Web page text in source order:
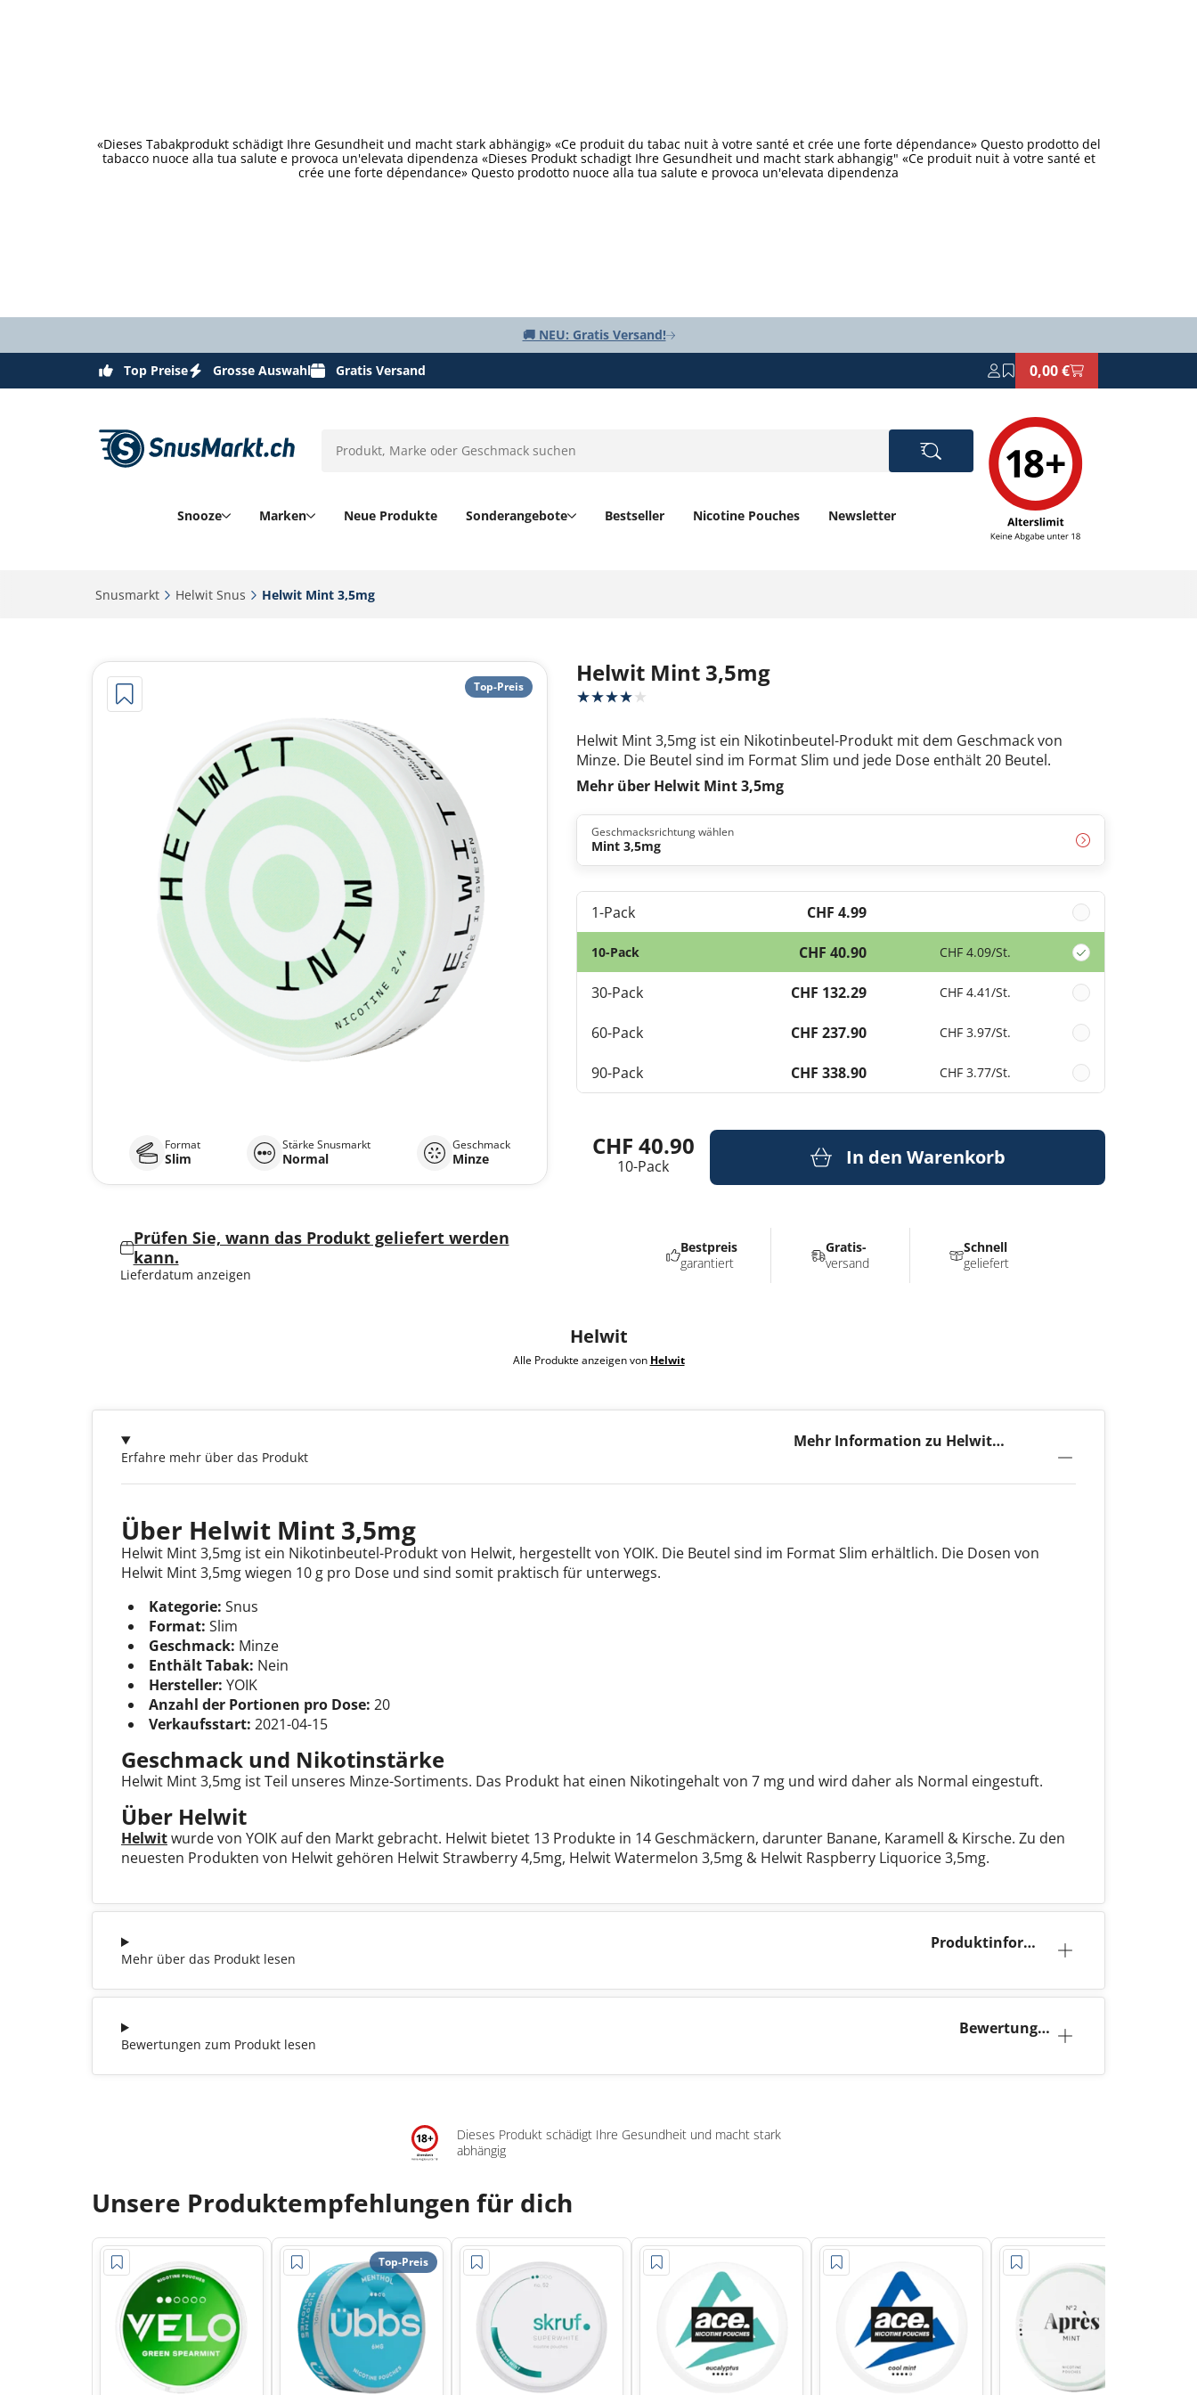
«Dieses Tabakprodukt schädigt Ihre Gesundheit und macht stark abhängig» «Ce produit du tabac nuit à votre santé et crée une forte dépendance» Questo prodotto del
tabacco nuoce alla tua salute e provoca un'elevata dipendenza «Dieses Produkt schadigt Ihre Gesundheit und macht stark abhangig" «Ce produit nuit à votre santé et
crée une forte dépendance» Questo prodotto nuoce alla tua salute e provoca un'elevata dipendenza
🚚 NEU: Gratis Versand!
Top Preise Grosse Auswahl Gratis Versand 0,00 €
Snooze Marken Neue Produkte Sonderangebote Bestseller Nicotine Pouches Newsletter
Snusmarkt‎ Helwit Snus‎ Helwit Mint 3,5mg‎
Top-Preis Helwit Mint 3,5mg
Helwit Mint 3,5mg ist ein Nikotinbeutel-Produkt mit dem Geschmack von
Minze. Die Beutel sind im Format Slim und jede Dose enthält 20 Beutel.
Mehr über Helwit Mint 3,5mg
Format
Slim
Stärke Snusmarkt
Normal
Geschmack
Minze
Geschmacksrichtung wählen
Mint 3,5mg
1-Pack CHF 4.99
10-Pack CHF 40.90 CHF 4.09/St.
30-Pack CHF 132.29 CHF 4.41/St.
60-Pack CHF 237.90 CHF 3.97/St.
90-Pack CHF 338.90 CHF 3.77/St.
CHF 40.90
10-Pack In den Warenkorb
Prüfen Sie, wann das Produkt geliefert werden
kann.
Lieferdatum anzeigen
Mehr Information zu Helwit
Erfahre mehr über das Produkt
Über Helwit Mint 3,5mg
Helwit Mint 3,5mg ist ein Nikotinbeutel-Produkt von Helwit, hergestellt von YOIK. Die Beutel sind im Format Slim erhältlich. Die Dosen von
Helwit Mint 3,5mg wiegen 10 g pro Dose und sind somit praktisch für unterwegs.
Kategorie: Snus
Format: Slim
Geschmack: Minze
Enthält Tabak: Nein
Hersteller: YOIK
Anzahl der Portionen pro Dose: 20
Verkaufsstart: 2021-04-15
Geschmack und Nikotinstärke
Helwit Mint 3,5mg ist Teil unseres Minze-Sortiments. Das Produkt hat einen Nikotingehalt von 7 mg und wird daher als Normal eingestuft.
Über Helwit
Helwitwurde von YOIK auf den Markt gebracht. Helwit bietet 13 Produkte in 14 Geschmäckern, darunter Banane, Karamell & Kirsche. Zu den
neuesten Produkten von Helwit gehören Helwit Strawberry 4,5mg, Helwit Watermelon 3,5mg & Helwit Raspberry Liquorice 3,5mg.
Produktinforma
Mehr über das Produkt lesen
Bewertunge
Bewertungen zum Produkt lesen
Helwit
Alle Produkte anzeigen von Helwit
Bestpreis
garantiert
Gratis-
versand
Schnell
geliefert
Dieses Produkt schädigt Ihre Gesundheit und macht stark
abhängig
Unsere Produktempfehlungen für dich
Top-Preis